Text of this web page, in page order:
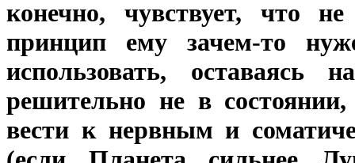
конечно, чувствует, что
принцип ему зачем-то
использовать, оставаясь
решительно не в
вести к нервным и